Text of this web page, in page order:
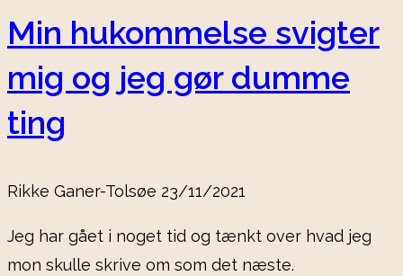
Min hukommelse svigter
mig og jeg gør dumme
ting
Rikke Ganer-Tolsøe 23/11/2021
Jeg har gået i noget tid og tænkt over hvad jeg
mon skulle skrive om som det næste.